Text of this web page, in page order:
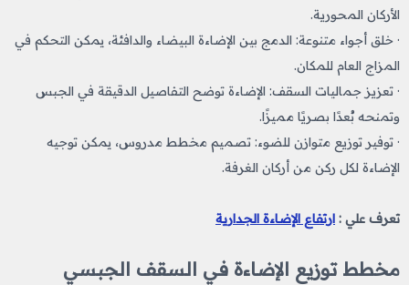
الأركان المحورية.
· خلق أجواء متنوعة: الدمج بين الإضاءة البيضاء والدافئة، يمكن التحكم في
المزاج العام للمكان.
· تعزيز جماليات السقف: الإضاءة توضح التفاصيل الدقيقة في الجبس
وتمنحه بُعدًا بصريًا مميزًا.
· توفير توزيع متوازن للضوء: تصميم مخطط مدروس، يمكن توجيه
الإضاءة لكل ركن من أركان الغرفة.
تعرف علي : ارتفاع الإضاءة الجدارية​
مخطط توزيع الإضاءة في السقف الجبسي